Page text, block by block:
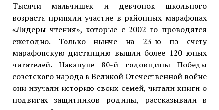
Тысячи мальчишек и девчонок школьного
возраста приняли участие в районных марафонах
«Лидеры чтения», которые с 2002-го проводятся
ежегодно. Только нынче на 23-ю по счету
марафонскую дистанцию вышли более 120 юных
читателей. Накануне 80-й годовщины Победы
советского народа в Великой Отечественной войне
они изучали историю своих семей, читали книги о
подвигах защитников родины, рассказывали в